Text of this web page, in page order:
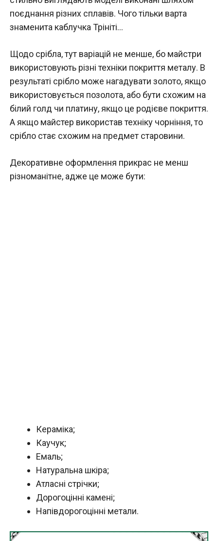
поєднання різних сплавів. Чого тільки варта
знаменита каблучка Трініті…
Щодо срібла, тут варіацій не менше, бо майстри
використовують різні техніки покриття металу. В
результаті срібло може нагадувати золото, якщо
використовується позолота, або бути схожим на
білий голд чи платину, якщо це родієве покриття.
А якщо майстер використав техніку чорніння, то
срібло стає схожим на предмет старовини.
Декоративне оформлення прикрас не менш
різноманітне, адже це може бути:
Кераміка;
Каучук;
Емаль;
Натуральна шкіра;
Атласні стрічки;
Дорогоцінні камені;
Напівдорогоцінні метали.